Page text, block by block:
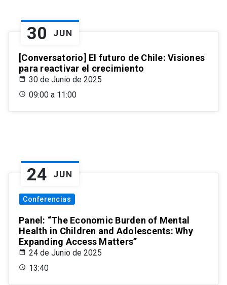
30 JUN
[Conversatorio] El futuro de Chile: Visiones
para reactivar el crecimiento
30 de Junio de 2025
09:00 a 11:00
24 JUN
Conferencias
Panel: “The Economic Burden of Mental
Health in Children and Adolescents: Why
Expanding Access Matters”
24 de Junio de 2025
13:40